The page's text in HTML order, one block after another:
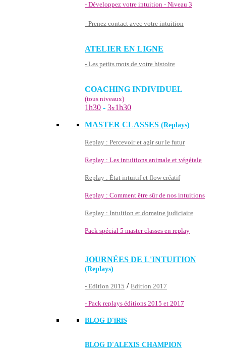
- Développez votre intuition - Niveau 3
- Prenez contact avec votre intuition
ATELIER EN LIGNE
- Les petits mots de votre histoire
COACHING INDIVIDUEL
(tous niveaux)
1h30 - 3x1h30
MASTER CLASSES (Replays)
Replay : Percevoir et agir sur le futur
Replay : Les intuitions animale et végétale
Replay : État intuitif et flow créatif
Replay : Comment être sûr de nos intuitions
Replay : Intuition et domaine judiciaire
Pack spécial 5 master classes en replay
JOURNÉES DE L'INTUITION
(Replays)
- Edition 2015 / Edition 2017
- Pack replays éditions 2015 et 2017
BLOG D'iRiS
BLOG D'ALEXIS CHAMPION